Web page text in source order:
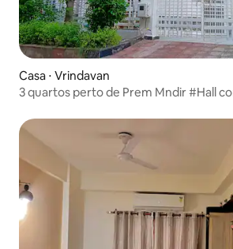
Casa ⋅ Vrindavan
3 quartos perto de Prem Mndir #Hall